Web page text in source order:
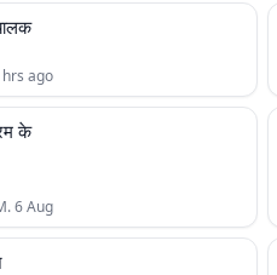
hrs ago
के
6 Aug